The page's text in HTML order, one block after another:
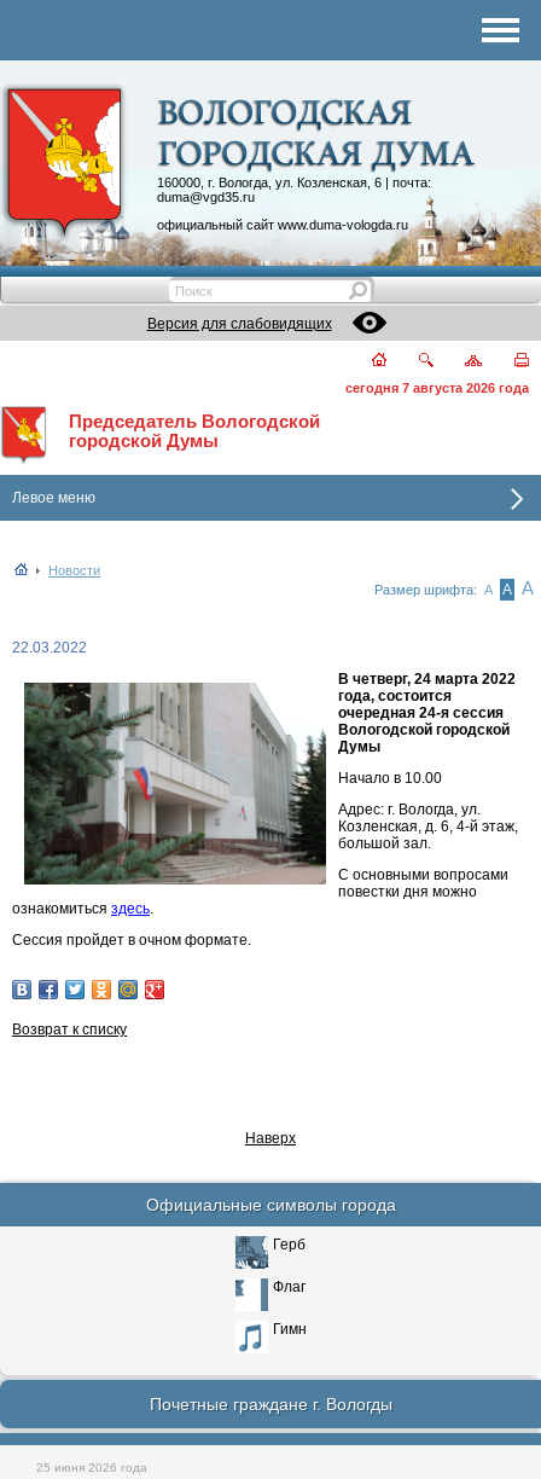
160000, г. Вологда, ул. Козленская, 6 | почта:
duma@vgd35.ru
официальный сайт www.duma-vologda.ru
Контакты
Депутатские объединения
Версия для слабовидящих
сегодня 7 августа 2026 года
Председатель Вологодской
городской Думы
Левое меню
Новости
Размер шрифта: А А А
22.03.2022
В четверг, 24 марта 2022
года, состоится
очередная 24-я сессия
Вологодской городской
Думы
Начало в 10.00
Адрес: г. Вологда, ул.
Козленская, д. 6, 4-й этаж,
большой зал.
С основными вопросами
повестки дня можно
ознакомиться здесь.
Сессия пройдет в очном формате.
Возврат к списку
Наверх
Официальные символы города
Герб
Флаг
Гимн
Почетные граждане г. Вологды
25 июня 2026 года